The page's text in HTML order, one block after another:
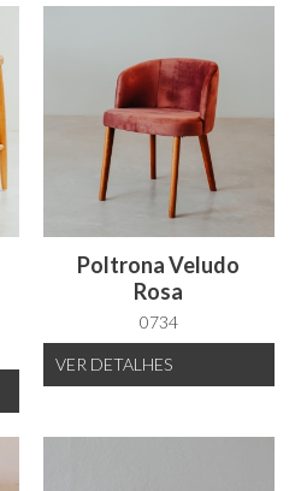
Poltrona Veludo
Rosa
0734
VER DETALHES